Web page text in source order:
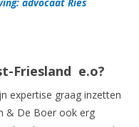
Friesland e.o?
expertise graag inzetten
& De Boer ook erg